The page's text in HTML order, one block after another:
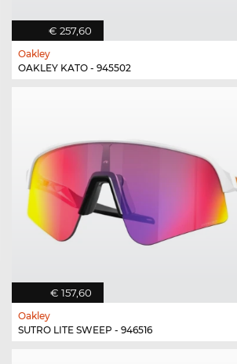
€ 257,60
Oakley
OAKLEY KATO - 945502
€ 157,60
Oakley
SUTRO LITE SWEEP - 946516